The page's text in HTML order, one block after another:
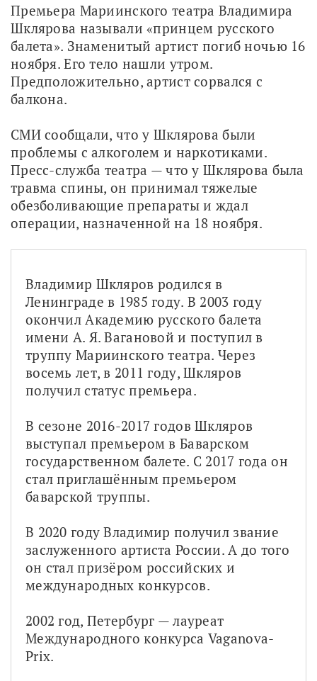
Премьера Мариинского театра Владимира
Шклярова называли «принцем русского
балета». Знаменитый артист погиб ночью 16
ноября. Его тело нашли утром.
Предположительно, артист сорвался с
балкона.
СМИ сообщали, что у Шклярова были
проблемы с алкоголем и наркотиками.
Пресс-служба театра — что у Шклярова была
травма спины, он принимал тяжелые
обезболивающие препараты и ждал
операции, назначенной на 18 ноября.
Владимир Шкляров родился в
Ленинграде в 1985 году. В 2003 году
окончил Академию русского балета
имени А. Я. Вагановой и поступил в
труппу Мариинского театра. Через
восемь лет, в 2011 году, Шкляров
получил статус премьера.
В сезоне 2016-2017 годов Шкляров
выступал премьером в Баварском
государственном балете. С 2017 года он
стал приглашённым премьером
баварской труппы.
В 2020 году Владимир получил звание
заслуженного артиста России. А до того
он стал призёром российских и
международных конкурсов.
2002 год, Петербург — лауреат
Международного конкурса Vaganova-
Prix.